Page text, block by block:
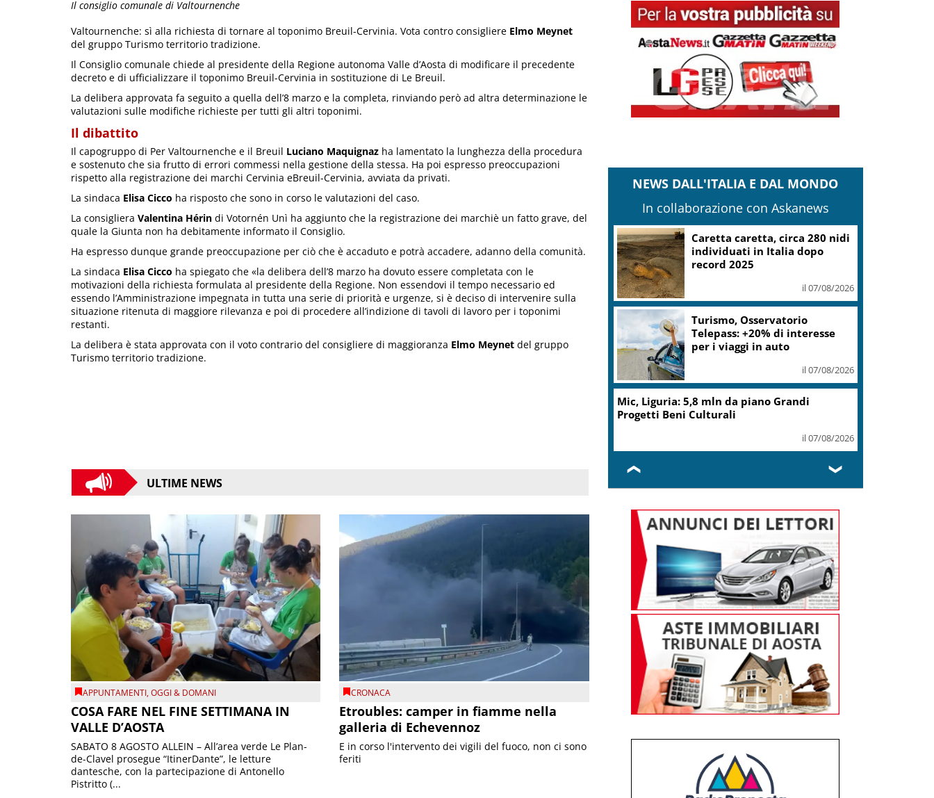
Il consiglio comunale di Valtournenche
Valtournenche: sì alla richiesta di tornare al toponimo Breuil-Cervinia. Vota contro consigliere Elmo Meynet
del gruppo Turismo territorio tradizione.
Il Consiglio comunale chiede al presidente della Regione autonoma Valle d’Aosta di modificare il precedente
decreto e di ufficializzare il toponimo Breuil-Cervinia in sostituzione di Le Breuil.
La delibera approvata fa seguito a quella dell’8 marzo e la completa, rinviando però ad altra determinazione le
valutazioni sulle modifiche richieste per tutti gli altri toponimi.
Il dibattito
Il capogruppo di Per Valtournenche e il Breuil Luciano Maquignaz ha lamentato la lunghezza della procedura
e sostenuto che sia frutto di errori commessi nella gestione della stessa. Ha poi espresso preoccupazioni
rispetto alla registrazione dei marchi Cervinia eBreuil-Cervinia, avviata da privati.
La sindaca Elisa Cicco ha risposto che sono in corso le valutazioni del caso.
La consigliera Valentina Hérin di Votornén Unì ha aggiunto che la registrazione dei marchiè un fatto grave, del
quale la Giunta non ha debitamente informato il Consiglio.
Ha espresso dunque grande preoccupazione per ciò che è accaduto e potrà accadere, adanno della comunità.
La sindaca Elisa Cicco ha spiegato che «la delibera dell’8 marzo ha dovuto essere completata con le
motivazioni della richiesta formulata al presidente della Regione. Non essendovi il tempo necessario ed
essendo l’Amministrazione impegnata in tutta una serie di priorità e urgenze, si è deciso di intervenire sulla
situazione ritenuta di maggiore rilevanza e poi di procedere all’indizione di tavoli di lavoro per i toponimi
restanti.
La delibera è stata approvata con il voto contrario del consigliere di maggioranza Elmo Meynet del gruppo
Turismo territorio tradizione.
ULTIME NEWS
APPUNTAMENTI,OGGI & DOMANI
COSA FARE NEL FINE SETTIMANA IN
VALLE D’AOSTA
SABATO 8 AGOSTO ALLEIN – All’area verde Le Plan-
de-Clavel prosegue “ItinerDante”, le letture
dantesche, con la partecipazione di Antonello
Pistritto (...
CRONACA
Etroubles: camper in fiamme nella
galleria di Echevennoz
E in corso l'intervento dei vigili del fuoco, non ci sono
feriti
NEWS DALL'ITALIA E DAL MONDO
In collaborazione con Askanews
Caretta caretta, circa 280 nidi
individuati in Italia dopo
record 2025
il 07/08/2026
Turismo, Osservatorio
Telepass: +20% di interesse
per i viaggi in auto
il 07/08/2026
Mic, Liguria: 5,8 mln da piano Grandi
Progetti Beni Culturali
il 07/08/2026
❮ ❯